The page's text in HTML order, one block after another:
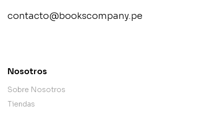
contacto@bookscompany.pe
Nosotros
Sobre Nosotros
Tiendas